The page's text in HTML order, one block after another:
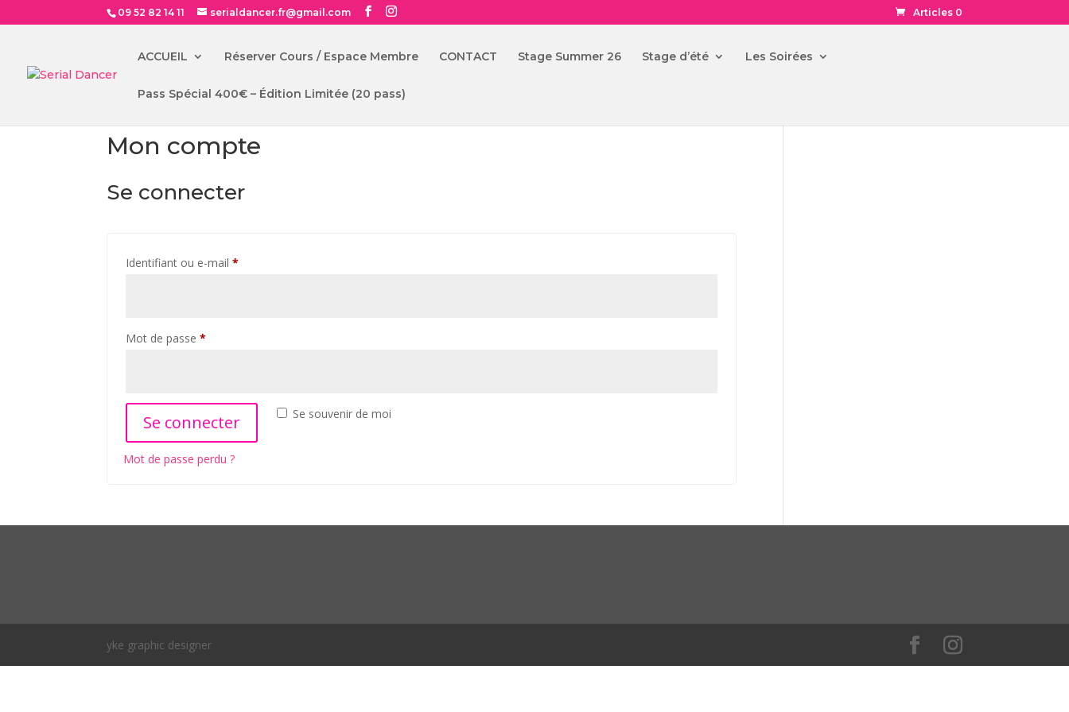
09 52 82 14 11 serialdancer.fr@gmail.com Articles 0
ACCUEIL Réserver Cours / Espace Membre CONTACT Stage Summer 26 Stage d’été Les Soirées
Pass Spécial 400€ – Édition Limitée (20 pass)
Mon compte
Se connecter
Identifiant ou e-mail*
Mot de passe*
Se souvenir de moi
Se connecter
Mot de passe perdu ?
yke graphic designer